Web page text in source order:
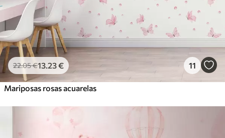
22.05€13.23€ 11
Mariposas rosas acuarelas